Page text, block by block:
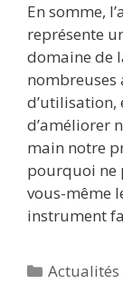
En somme,
représente
domaine de
d’améliorer
main notre
pourquoi ne
vous-même
instrument
Catégories
Actualités